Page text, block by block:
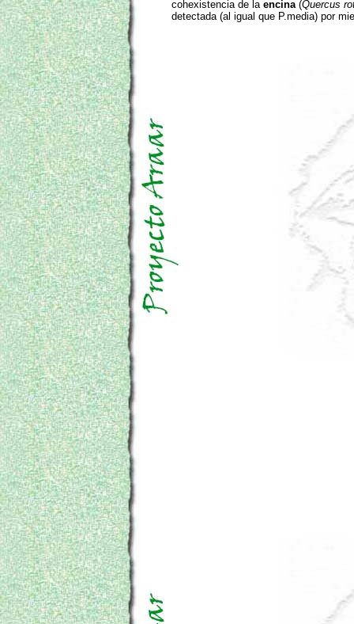
cohexistencia de la encina(Quercus
detectada (al igual que P.media) por